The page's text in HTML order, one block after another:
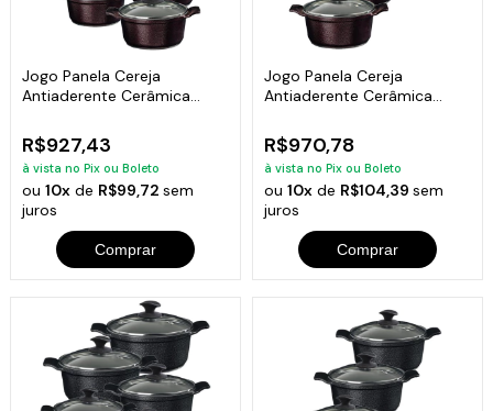
Jogo Panela Cereja
Antiaderente Cerâmica
R$927,43
à vista no Pix ou Boleto
ou10x de R$99,72sem
juros
Comprar
Jogo Panela Cereja
Antiaderente Cerâmica
R$970,78
à vista no Pix ou Boleto
ou 10xde R$104,39 sem
juros
Comprar